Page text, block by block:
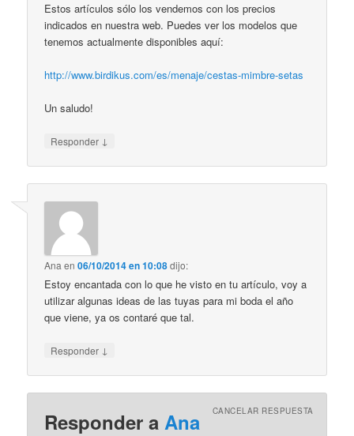
Estos artículos sólo los vendemos con los precios
indicados en nuestra web. Puedes ver los modelos que
tenemos actualmente disponibles aquí:
http://www.birdikus.com/es/menaje/cestas-mimbre-setas
Un saludo!
Responder ↓
Ana en06/10/2014 en 10:08dijo:
Estoy encantada con lo que he visto en tu artículo, voy a
utilizar algunas ideas de las tuyas para mi boda el año
que viene, ya os contaré que tal.
Responder ↓
Responder aAna CANCELAR RESPUESTA